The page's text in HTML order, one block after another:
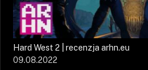
Hard West 2 | recenzja arhn.eu
09.08.2022